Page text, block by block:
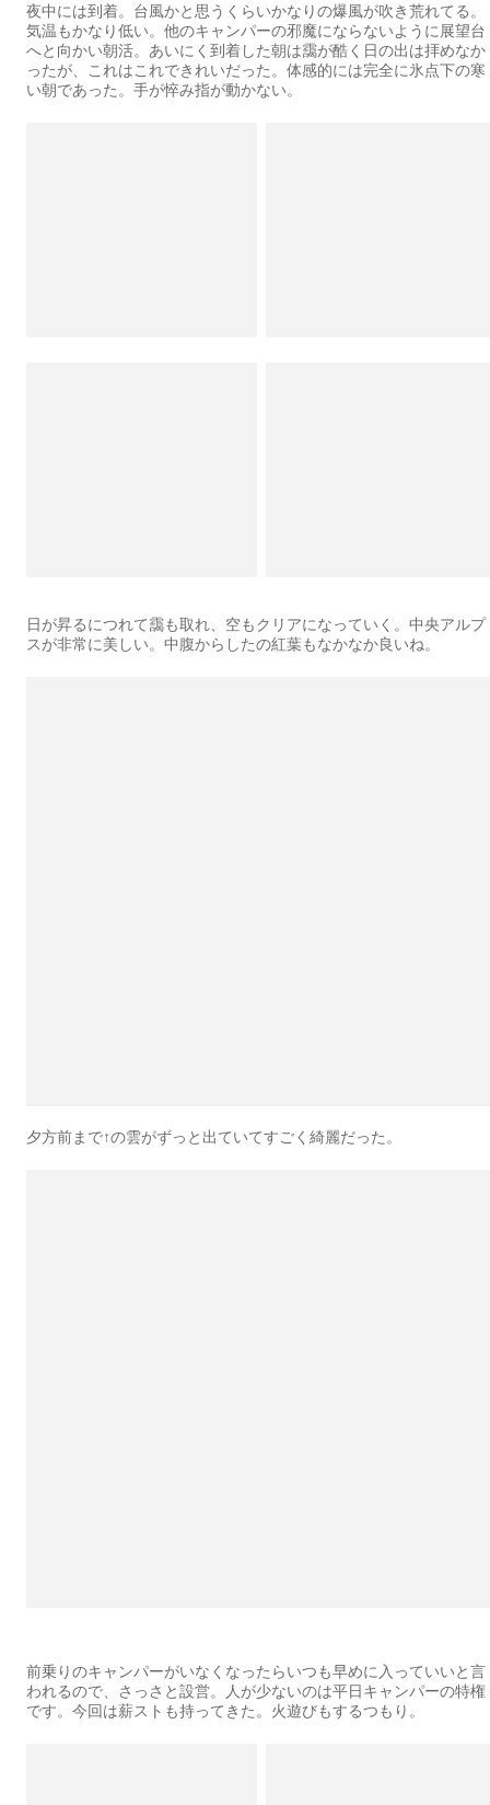
夜中には到着。台風かと思うくらいかなりの爆風が吹き荒れてる。
気温もかなり低い。他のキャンパーの邪魔にならないように展望台
へと向かい朝活。あいにく到着した朝は靄が酷く日の出は拝めなか
ったが、これはこれできれいだった。体感的には完全に氷点下の寒
い朝であった。手が悴み指が動かない。
日が昇るにつれて靄も取れ、空もクリアになっていく。中央アルプ
スが非常に美しい。中腹からしたの紅葉もなかなか良いね。
夕方前まで↑の雲がずっと出ていてすごく綺麗だった。
前乗りのキャンパーがいなくなったらいつも早めに入っていいと言
われるので、さっさと設営。人が少ないのは平日キャンパーの特権
です。今回は薪ストも持ってきた。火遊びもするつもり。